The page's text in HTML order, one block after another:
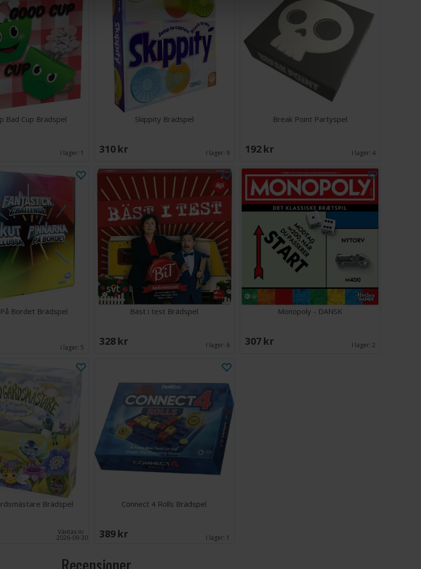
Bad Cup Brädspel
I lager: 1
Skippity Brädspel
310 SEK I lager: 9
Break Point Partyspel
192 SEK I lager: 4
Bordet Brädspel
I lager: 5
Bäst i test Brädspel
328 SEK I lager: 6
Monopoly - DANSK
307 SEK I lager:2
Brädspel
Väntas in:
2026-09-30
Connect 4 Rolls Brädspel
389 SEK I lager: 1